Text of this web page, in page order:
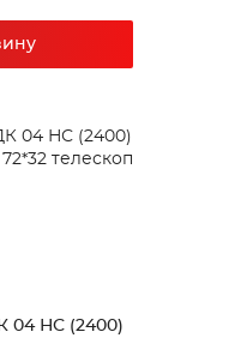
04 НС (2400)